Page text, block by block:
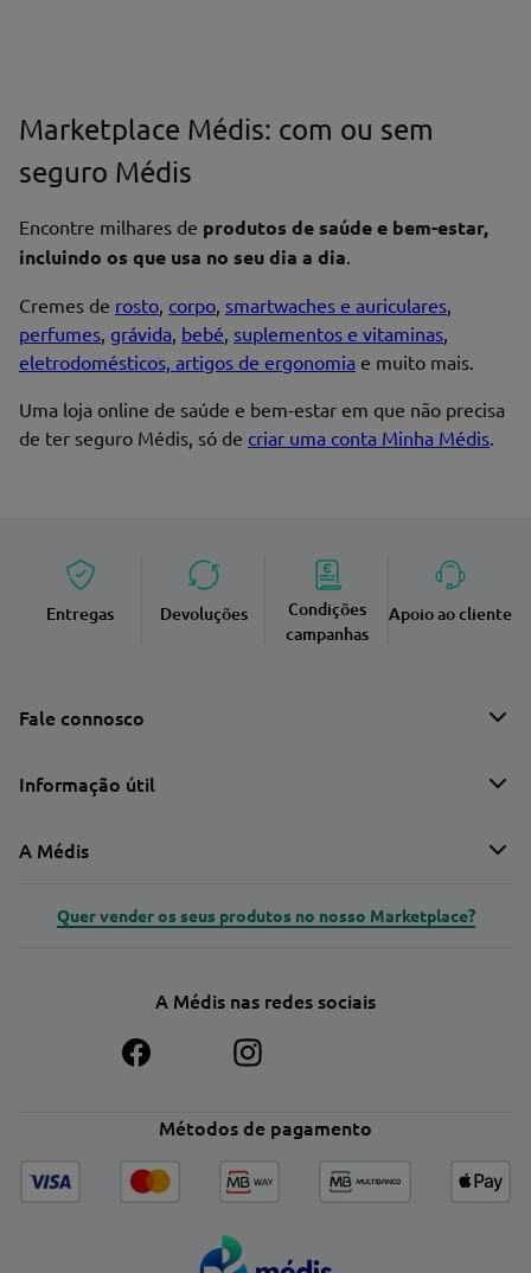
Nome*
Endereço de email
Marketplace Médis: com ou sem
seguro Médis
Encontre milhares de produtos de saúde e bem-estar,
incluindo os que usa no seu dia a dia.
Cremes de rosto, corpo, smartwaches e auriculares,
perfumes, grávida, bebé, suplementos e vitaminas,
eletrodomésticos, artigos de ergonomia e muito mais.
Uma loja online de saúde e bem-estar em que não precisa
de ter seguro Médis, só de criar uma conta Minha Médis.
Entregas Devoluções
Condições
campanhas
Apoio ao cliente
Fale connosco
Informação útil
A Médis
Quer vender os seus produtos no nosso Marketplace?
A Médis nas redes sociais
Métodos de pagamento